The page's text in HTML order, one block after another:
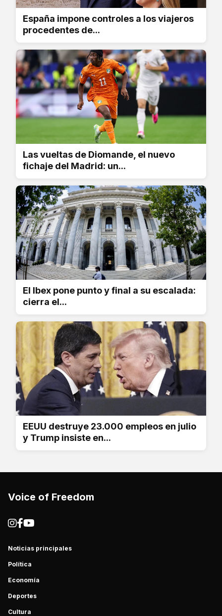
España impone controles a los viajeros
procedentes de...
Las vueltas de Diomande, el nuevo
fichaje del Madrid: un...
El Ibex pone punto y final a su escalada:
cierra el...
EEUU destruye 23.000 empleos en julio
y Trump insiste en...
Voice of Freedom
Noticias principales
Política
Economía
Deportes
Cultura